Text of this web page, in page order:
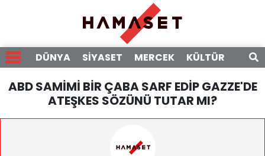
DÜNYA SİYASET MERCEK KÜLTÜR
ABD SAMİMİ BİR ÇABA SARF EDİP GAZZE'DE
ATEŞKES SÖZÜNÜ TUTAR MI?